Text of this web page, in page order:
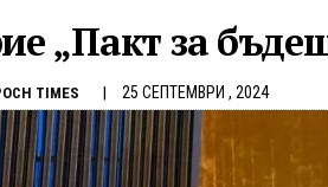
„Пакт за
TIMES 25 СЕПТЕМВРИ , 2024